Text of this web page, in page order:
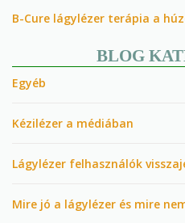
B-Cure lágylézer terápia a
BLOG
Egyéb
Kézilézer a médiában
Lágylézer felhasználók
Mire jó a lágylézer és mire